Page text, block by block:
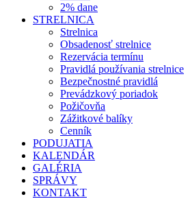
2% dane
STRELNICA
Strelnica
Obsadenosť strelnice
Rezervácia termínu
Pravidlá používania strelnice
Bezpečnostné pravidlá
Prevádzkový poriadok
Požičovňa
Zážitkové balíky
Cenník
PODUJATIA
KALENDÁR
GALÉRIA
SPRÁVY
KONTAKT